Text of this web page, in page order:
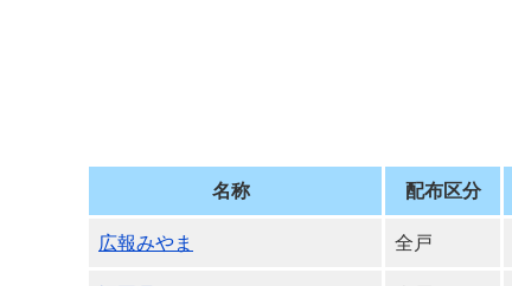
名称 配布区分
広報みやま 全戸